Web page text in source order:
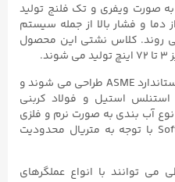
صورت ویفری و تک فلنج تولید
و فشار بالا از جمله سیستم
روند. کلاس نشتی این محصول
شیرهای فیشر مدل A11 بر اساس استاندارد ASME طراحی می شوند و
استنلس استیل و فولاد کربنی
آب بندی به صورت نرم و فلزی
(Metal) می باشد ولی در Soft Seat با توجه به متریال محدودیت
توانند با انواع عملگرهای